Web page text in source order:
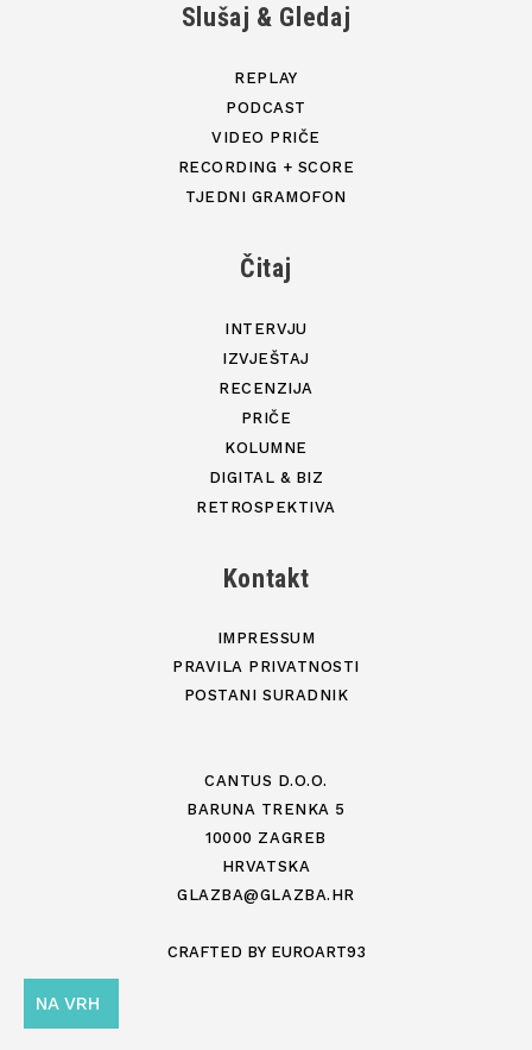
Slušaj & Gledaj
REPLAY
PODCAST
VIDEO PRIČE
RECORDING + SCORE
TJEDNI GRAMOFON
Čitaj
INTERVJU
IZVJEŠTAJ
RECENZIJA
PRIČE
KOLUMNE
DIGITAL & BIZ
RETROSPEKTIVA
Kontakt
IMPRESSUM
PRAVILA PRIVATNOSTI
POSTANI SURADNIK
CANTUS D.O.O.
BARUNA TRENKA 5
10000 ZAGREB
HRVATSKA
GLAZBA@GLAZBA.HR
CRAFTED BY EUROART93
NA VRH